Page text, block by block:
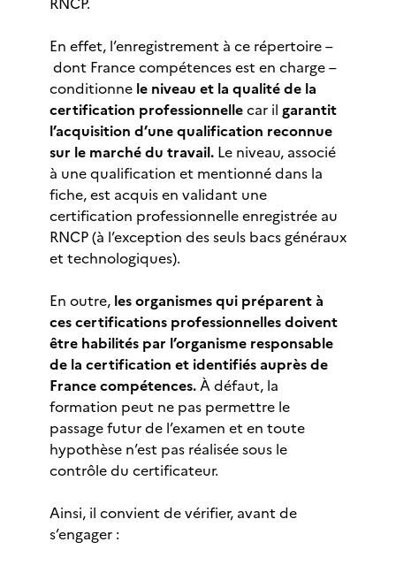
En effet, l’enregistrement à ce répertoire –
dont France compétences est en charge –
conditionne le niveau et la qualité de la
certification professionnellecar il garantit
l’acquisition d’une qualification reconnue
sur le marché du travail. Le niveau, associé
à une qualification et mentionné dans la
fiche, est acquis en validant une
certification professionnelle enregistrée au
RNCP (à l’exception des seuls bacs généraux
et technologiques).
En outre, les organismes qui préparent à
ces certifications professionnelles doivent
être habilités par l’organisme responsable
de la certification et identifiés auprès de
France compétences.À défaut, la
formation peut ne pas permettre le
passage futur de l’examen et en toute
hypothèse n’est pas réalisée sous le
contrôle du certificateur.
Ainsi, il convient de vérifier, avant de
s’engager :